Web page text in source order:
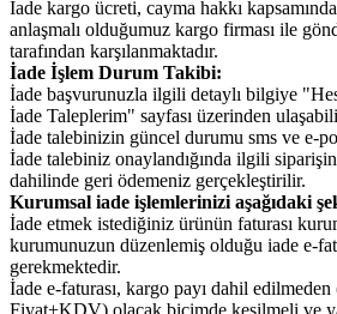
İade kargo ücreti, cayma hakkı
anlaşmalı olduğumuz kargo firması ile
tarafından karşılanmaktadır.
İade İşlem Durum Takibi:
İade başvurunuzla ilgili detaylı bilgiye
İade Taleplerim" sayfası üzerinden
İade talebinizin güncel durumu sms ve e-
İade talebiniz onaylandığında ilgili
dahilinde geri ödemeniz gerçekleştirilir.
Kurumsal iade işlemlerinizi aşağıdaki
İade etmek istediğiniz ürünün faturası
kurumunuzun düzenlemiş olduğu iade e-
gerekmektedir.
İade e-faturası, kargo payı dahil
Fiyat+KDV) olacak biçimde kesilmeli ve